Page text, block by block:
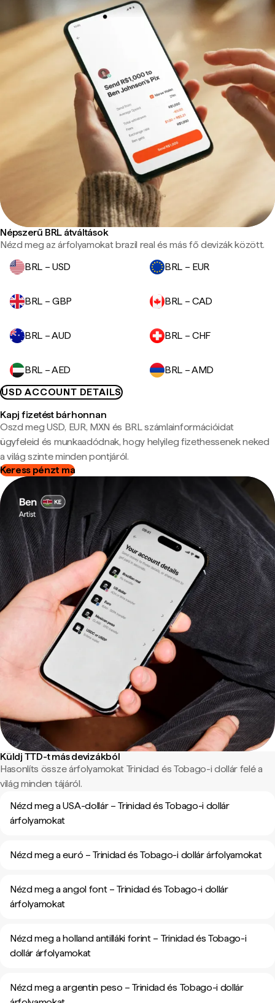
Népszerű BRL átváltások
Nézd meg az árfolyamokat brazil real és más fő devizák között.
BRL – USD
BRL – EUR
BRL – GBP BRL – CAD
BRL – AUD BRL – CHF
BRL – AED
BRL – AMD
USD ACCOUNT DETAILS
Kapj fizetést bárhonnan
Oszd meg USD, EUR, MXN és BRL számlainformációidat
ügyfeleid és munkaadódnak, hogy helyileg fizethessenek neked
a világ szinte minden pontjáról.
Keress pénzt ma
Küldj TTD-t más devizákból
Hasonlíts össze árfolyamokat Trinidad és Tobago-i dollár felé a
világ minden tájáról.
Nézd meg a USA-dollár – Trinidad és Tobago-i dollár
árfolyamokat
Nézd meg a euró – Trinidad és Tobago-i dollár árfolyamokat
Nézd meg a angol font – Trinidad és Tobago-i dollár
árfolyamokat
Nézd meg a holland antilláki forint – Trinidad és Tobago-i
dollár árfolyamokat
Nézd meg a argentin peso – Trinidad és Tobago-i dollár